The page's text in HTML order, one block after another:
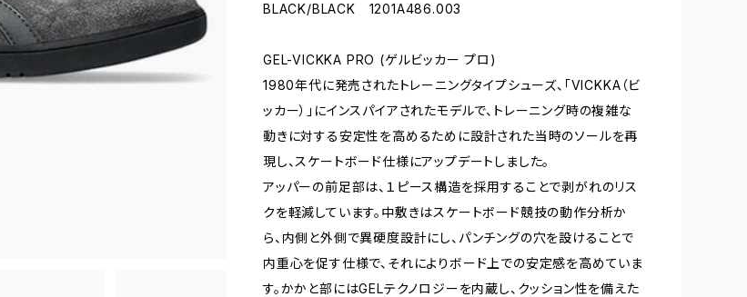
BLACK/BLACK 1201A486.003
GEL-VICKKA PRO (ゲルビッカー プロ)
1980年代に発売されたトレーニングタイプシューズ、「VICKKA（ビ
ッカー）」にインスパイアされたモデルで、トレーニング時の複雑な
動きに対する安定性を高めるために設計された当時のソールを再
現し、スケートボード仕様にアップデートしました。
アッパーの前足部は、１ピース構造を採用することで剥がれのリス
クを軽減しています。中敷きはスケートボード競技の動作分析か
ら、内側と外側で異硬度設計にし、パンチングの穴を設けることで
内重心を促す仕様で、それによりボード上での安定感を高めていま
す。かかと部にはGELテクノロジーを内蔵し、クッション性を備えた